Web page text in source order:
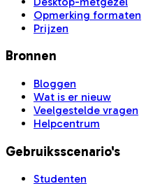
Opmerking formaten
Prijzen
Bronnen
Bloggen
Wat is er nieuw
Veelgestelde vragen
Helpcentrum
Gebruiksscenario's
Studenten